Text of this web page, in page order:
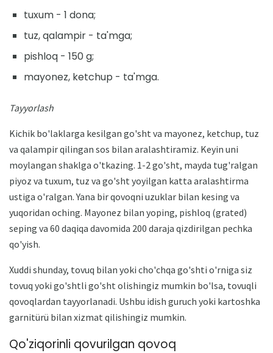
tuxum - 1 dona;
tuz, qalampir - ta'mga;
pishloq - 150 g;
mayonez, ketchup - ta'mga.
Tayyorlash
Kichik bo'laklarga kesilgan go'sht va mayonez, ketchup, tuz
va qalampir qilingan sos bilan aralashtiramiz. Keyin uni
moylangan shaklga o'tkazing. 1-2 go'sht, mayda tug'ralgan
piyoz va tuxum, tuz va go'sht yoyilgan katta aralashtirma
ustiga o'ralgan. Yana bir qovoqni uzuklar bilan kesing va
yuqoridan oching. Mayonez bilan yoping, pishloq (grated)
seping va 60 daqiqa davomida 200 daraja qizdirilgan pechka
qo'yish.
Xuddi shunday, tovuq bilan yoki cho'chqa go'shti o'rniga siz
tovuq yoki go'shtli go'sht olishingiz mumkin bo'lsa, tovuqli
qovoqlardan tayyorlanadi. Ushbu idish guruch yoki kartoshka
garnitürü bilan xizmat qilishingiz mumkin.
Qo'ziqorinli qovurilgan qovoq